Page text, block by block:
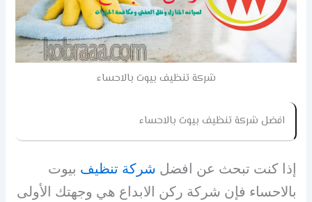
شركة تنظيف بيوت بالاحساء
افضل شركة تنظيف بيوت بالاحساء
إذا كنت تبحث عن افضل شركة تنظيف بيوت
بالاحساء فإن شركة ركن الابداع هي وجهتك الأولى